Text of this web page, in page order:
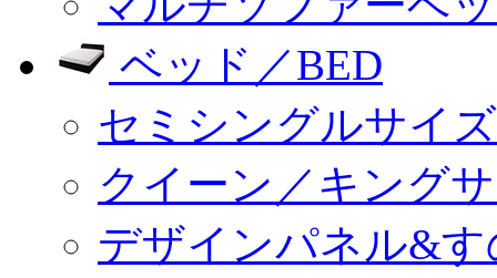
ベッド／BED
セミシングルサイ
クイーン／キング
デザインパネル&